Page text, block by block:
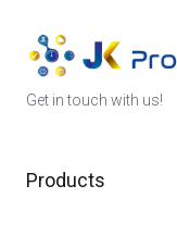
Get in touch with us!
Products